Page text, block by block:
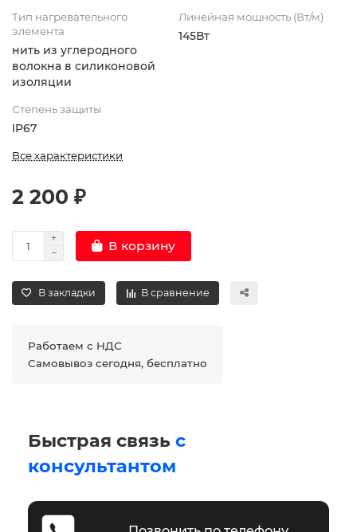
Тип нагревательного
элемента
нить из углеродного
волокна в силиконовой
изоляции
Линейная мощность (Вт/м)
145Вт
Степень защиты
IP67
Все характеристики
2 200 ₽
В корзину
В закладки В сравнение
Работаем с НДС
Самовывоз сегодня, бесплатно
Быстрая связь с
консультантом